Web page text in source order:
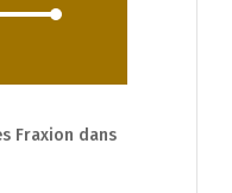
Fraxion dans